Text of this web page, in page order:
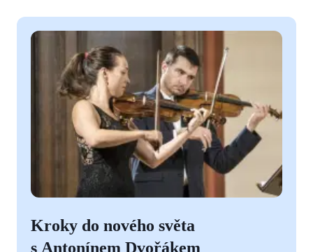
Kroky do nového světa
s Antonínem Dvořákem